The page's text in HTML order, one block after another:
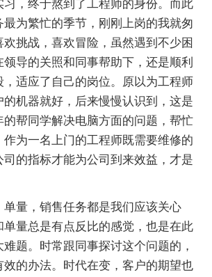
习，终于熬到了工程师的身份。而此
最为繁忙的季节，刚刚上岗的我就匆
挑战，喜欢冒险，虽然遇到不少困
导的关照和同事帮助下，还是顺利
，适应了自己的岗位。原以为工程师
的机器就好，后来慢慢认识到，这是
的帮同学解决电脑方面的问题，帮忙
为一名上门的工程师既需要维修的
的指标才能为公司到来效益，才是
单量，销售任务都是我们应该关心
单量总是有点反比的感觉，也是在此
题。时常跟同事探讨这个问题的，
效的办法。时代在变，客户的期望也